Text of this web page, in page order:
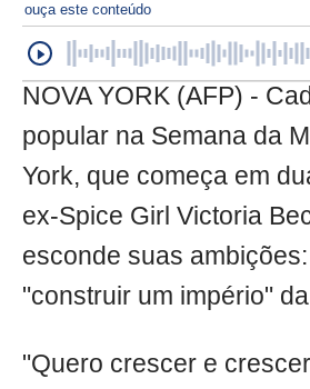
ouça este conteúdo
NOVA YORK (AFP) -
popular na Semana da
York, que começa em
ex-Spice Girl Victoria
esconde suas
"construir um império"
"Quero crescer e